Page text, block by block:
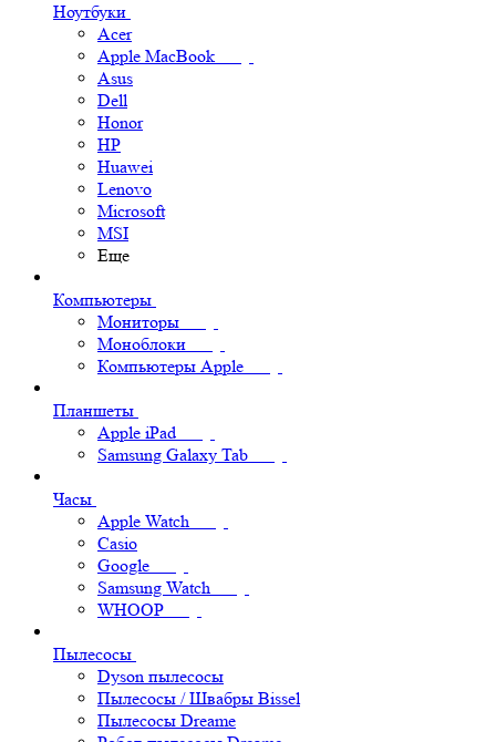
Ноутбуки
Acer
Apple MacBook
Asus
Dell
Honor
HP
Huawei
Lenovo
Microsoft
MSI
Еще
Компьютеры
Мониторы
Моноблоки
Компьютеры Apple
Планшеты
Apple iPad
Samsung Galaxy Tab
Часы
Apple Watch
Casio
Google
Samsung Watch
WHOOP
Пылесосы
Dyson пылесосы
Пылесосы / Швабры Bissel
Пылесосы Dreame